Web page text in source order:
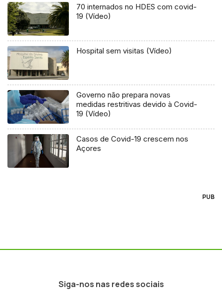
70 internados no HDES com covid-
19 (Vídeo)
Hospital sem visitas (Vídeo)
Governo não prepara novas
medidas restritivas devido à Covid-
19 (Vídeo)
Casos de Covid-19 crescem nos
Açores
PUB
Siga-nos nas redes sociais